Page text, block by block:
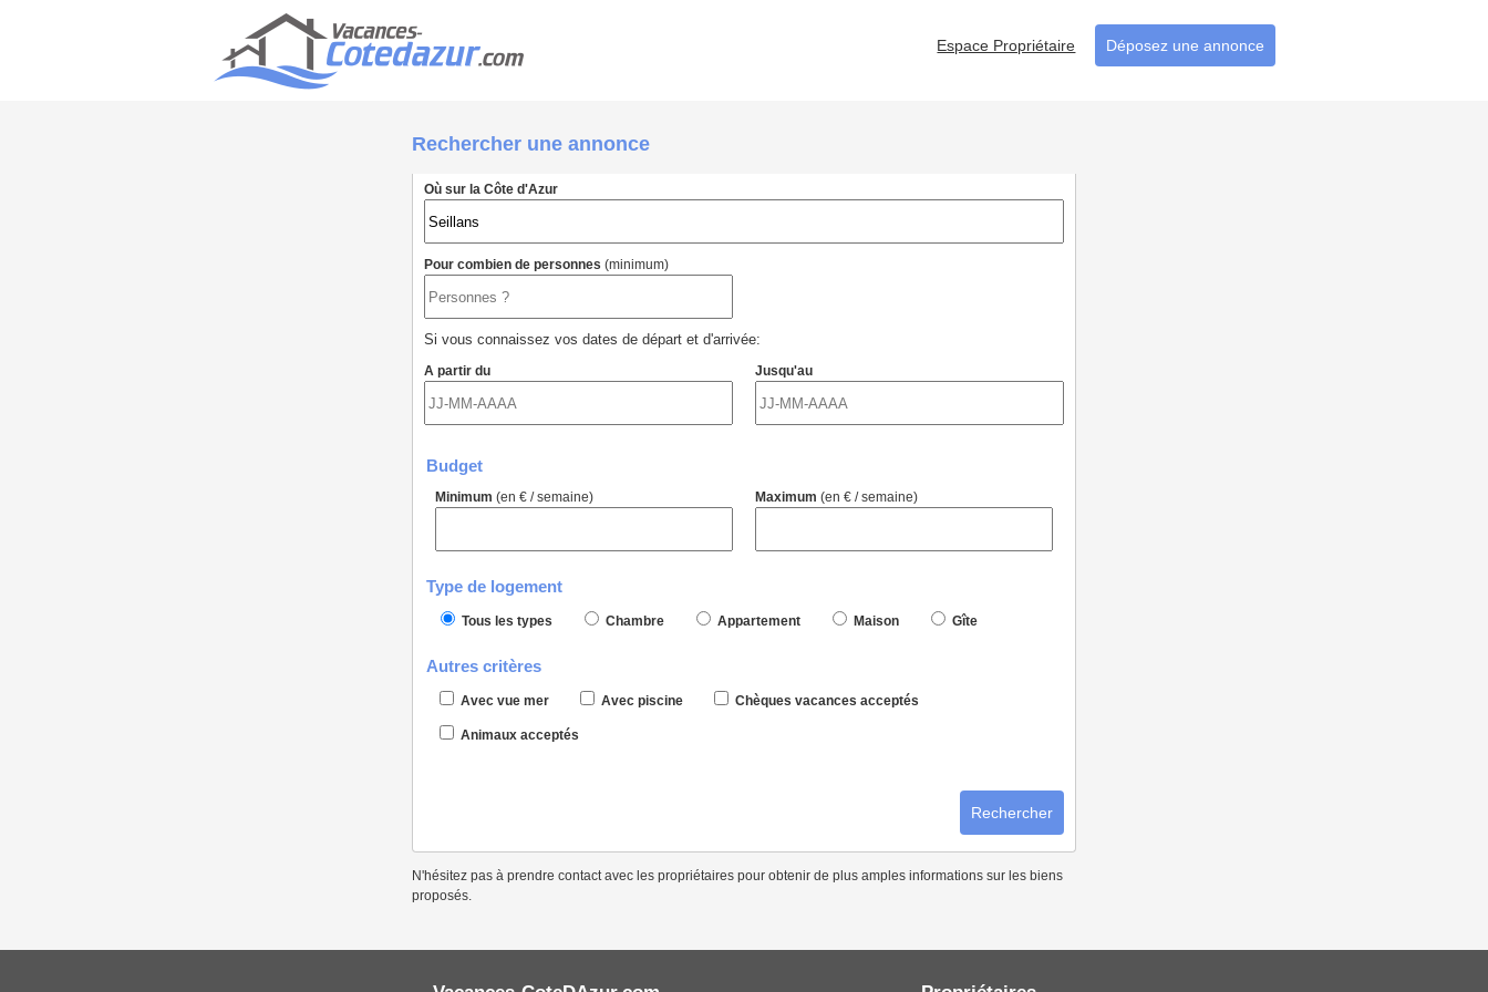
Espace Propriétaire Déposez une annonce
Rechercher une annonce
Où sur la Côte d'Azur
Pour combien de personnes (minimum)
Si vous connaissez vos dates de départ et d'arrivée:
A partir du Jusqu'au
Budget
Minimum (en € / semaine) Maximum (en € / semaine)
Type de logement
Tous les types Chambre Appartement Maison Gîte
Autres critères
Avec vue mer Avec piscine Chèques vacances acceptés
Animaux acceptés
Rechercher
N'hésitez pas à prendre contact avec les propriétaires pour obtenir de plus amples informations sur les biens
proposés.